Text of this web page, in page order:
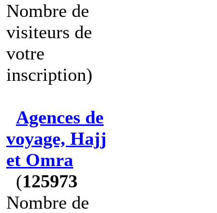
Nombre de
visiteurs de
votre
inscription)
Agences de
voyage, Hajj
et Omra
(125973
Nombre de